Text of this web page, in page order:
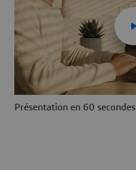
Présentation en 60 secondes